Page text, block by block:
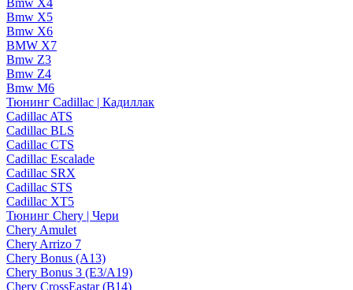
Bmw X4
Bmw X5
Bmw X6
BMW X7
Bmw Z3
Bmw Z4
Bmw М6
Тюнинг Cadillac | Кадиллак
Cadillac ATS
Cadillac BLS
Cadillac CTS
Cadillac Escalade
Cadillac SRX
Cadillac STS
Cadillac XT5
Тюнинг Chery | Чери
Chery Amulet
Chery Arrizo 7
Chery Bonus (A13)
Chery Bonus 3 (E3/A19)
Chery CrossEastar (B14)